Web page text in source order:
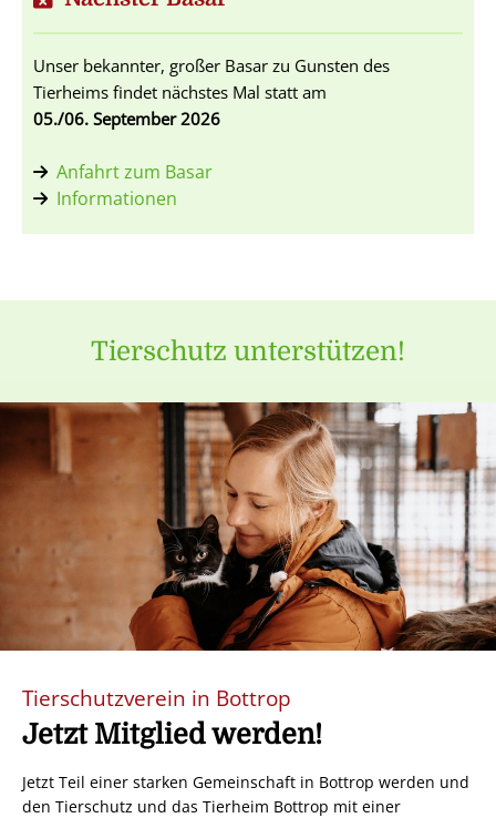
Unser bekannter, großer Basar zu Gunsten des
Tierheims findet nächstes Mal statt am
05./06. September 2026
Anfahrt zum Basar
Informationen
Tierschutz unterstützen!
Tierschutzverein in Bottrop
Jetzt Mitglied werden!
Jetzt Teil einer starken Gemeinschaft in Bottrop werden und
den Tierschutz und das Tierheim Bottrop mit einer